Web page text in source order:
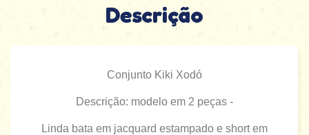
Descrição
Conjunto Kiki Xodó
Descrição: modelo em 2 peças -
Linda bata em jacquard estampado e short em